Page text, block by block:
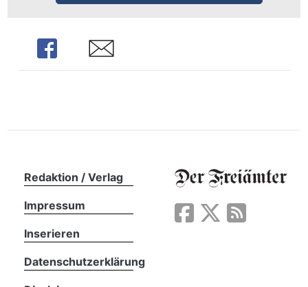
Share Share
Redaktion / Verlag
Impressum
Inserieren
Datenschutzerklärung